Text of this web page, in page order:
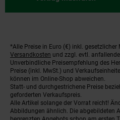
Fußnoten
*Alle Preise in Euro (€) inkl. gesetzlicher
Versandkosten und zzgl. evtl.
Unverbindliche Preisempfehlung des
Preise (inkl. MwSt.) und
können im Online-Shop abweichen.
Statt- und durchgestrichene Preise
geforderten Verkaufspreis.
Alle Artikel solange der Vorrat reicht!
Abbildungen ähnlich. Die abgebildeten